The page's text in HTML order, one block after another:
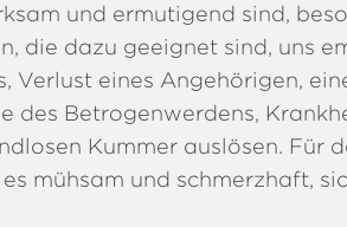
und ermutigend sind,
die dazu geeignet sind, uns
Verlust eines Angehörigen,
des Betrogenwerdens,
Kummer auslösen. Für
mühsam und schmerzhaft,